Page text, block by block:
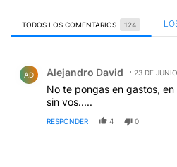
TODOS LOS COMENTARIOS 124
AD Alejandro David 23 DE
No te pongas en gastos,
sin vos.....
RESPONDER 4 0